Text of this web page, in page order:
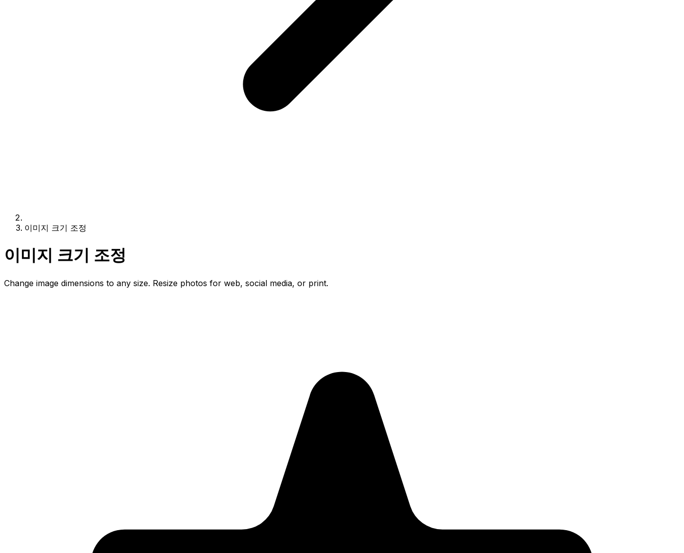
이미지 크기 조정
이미지 크기 조정
Change image dimensions to any size. Resize photos for web, social media, or print.